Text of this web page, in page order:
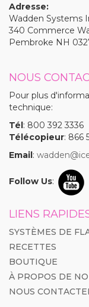
Adresse:
Wadden Systems
340 Commerce
Pembroke NH
NOUS
Pour plus
technique:
Tél: 800 392 3336
Télécopieur: 866
Email:
Follow Us:
LIENS
SYSTÈMES DE
RECETTES
BOUTIQUE
À PROPOS DE
NOUS